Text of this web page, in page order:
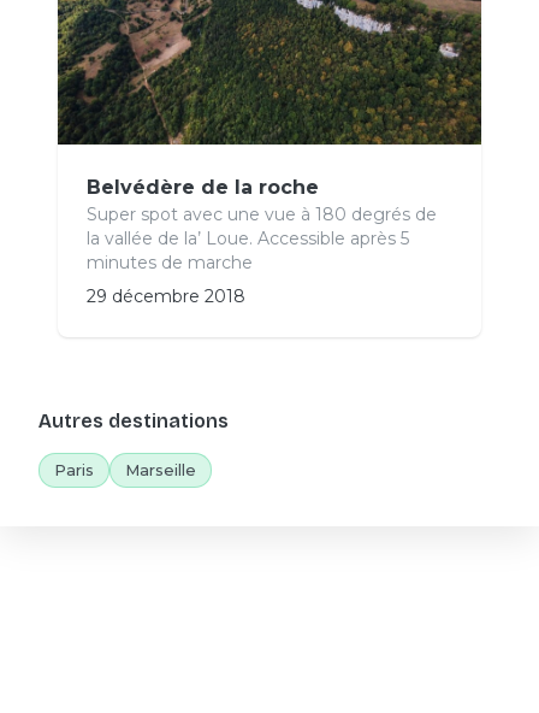
Belvédère de la roche
Super spot avec une vue à 180 degrés de
la vallée de la’ Loue. Accessible après 5
minutes de marche
29 décembre 2018
Autres destinations
Paris Marseille